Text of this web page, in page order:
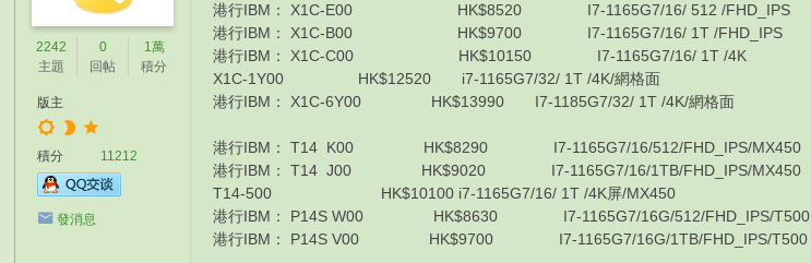
2242
主題
0
回帖
1萬
積分
版主
積分 11212
發消息
港行IBM： X1C-E00 HK$8520 I7-1165G7/16/ 512 /FHD_IPS
港行IBM： X1C-B00 HK$9700 I7-1165G7/16/ 1T /FHD_IPS
港行IBM： X1C-C00 HK$10150 I7-1165G7/16/ 1T /4K
X1C-1Y00 HK$12520 i7-1165G7/32/ 1T /4K/網格面
港行IBM： X1C-6Y00 HK$13990 I7-1185G7/32/ 1T /4K/網格面
港行IBM： T14 K00 HK$8290 I7-1165G7/16/512/FHD_IPS/MX450
港行IBM： T14 J00 HK$9020 I7-1165G7/16/1TB/FHD_IPS/MX450
T14-500 HK$10100 i7-1165G7/16/ 1T /4K屏/MX450
港行IBM： P14S W00 HK$8630 I7-1165G7/16G/512/FHD_IPS/T500
港行IBM： P14S V00 HK$9700 I7-1165G7/16G/1TB/FHD_IPS/T500